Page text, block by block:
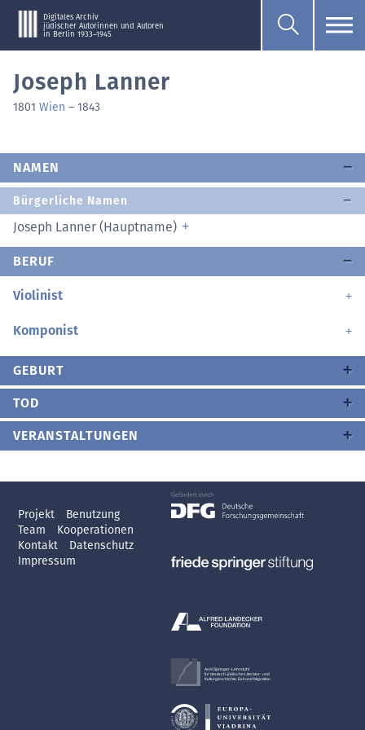
Digitales Archiv
jüdischer Autorinnen und Autoren
in Berlin 1933–1945
Joseph Lanner
1801 Wien – 1843
NAMEN
Bürgerliche Namen
Joseph Lanner (Hauptname)
BERUF
Violinist
Komponist
GEBURT
TOD
VERANSTALTUNGEN
Projekt
Benutzung
Team
Kooperationen
Kontakt
Datenschutz
Impressum
Axel Springer-Lehrstuhl
für deutsch-jüdische Literatur- und
Kulturgeschichte, Exil und Migration